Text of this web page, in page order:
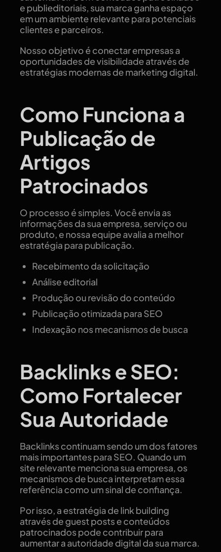
e publieditoriais, sua marca ganha espaço
em um ambiente relevante para potenciais
clientes e parceiros.
Nosso objetivo é conectar empresas a
oportunidades de visibilidade através de
estratégias modernas de marketing digital.
Como Funciona a
Publicação de
Artigos
Patrocinados
O processo é simples. Você envia as
informações da sua empresa, serviço ou
produto, e nossa equipe avalia a melhor
estratégia para publicação.
Recebimento da solicitação
Análise editorial
Produção ou revisão do conteúdo
Publicação otimizada para SEO
Indexação nos mecanismos de busca
Backlinks e SEO:
Como Fortalecer
Sua Autoridade
Backlinks continuam sendo um dos fatores
mais importantes para SEO. Quando um
site relevante menciona sua empresa, os
mecanismos de busca interpretam essa
referência como um sinal de confiança.
Por isso, a estratégia de link building
através de guest posts e conteúdos
patrocinados pode contribuir para
aumentar a autoridade digital da sua marca.